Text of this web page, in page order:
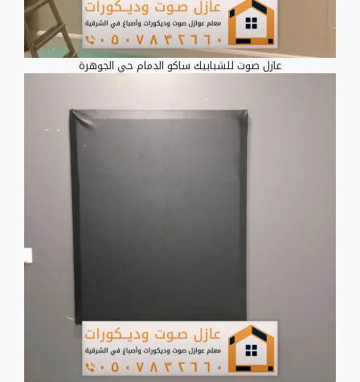
عازل صوت للشبابيك ساكو الدمام حي الجوهرة